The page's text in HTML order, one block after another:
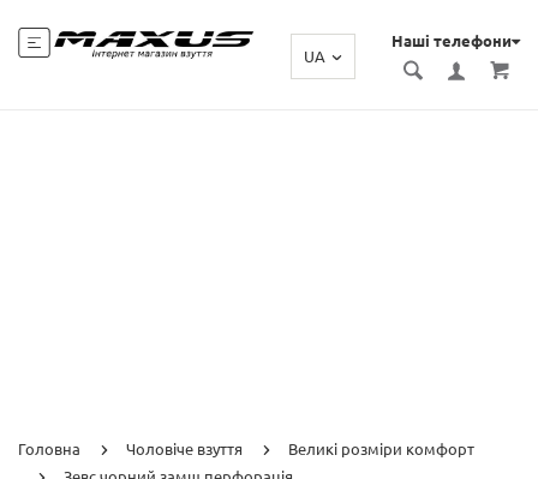
Наші телефони
UA
Головна Чоловіче взуття
Великі розміри комфорт